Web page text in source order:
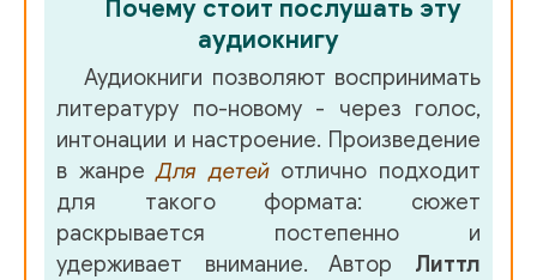
Почему стоит послушать эту
аудиокнигу
Аудиокниги позволяют воспринимать
литературу по-новому - через голос,
интонации и настроение. Произведение
в жанреДля детейотлично подходит
для такого формата: сюжет
раскрывается постепенно и
удерживает внимание. Автор Литтл